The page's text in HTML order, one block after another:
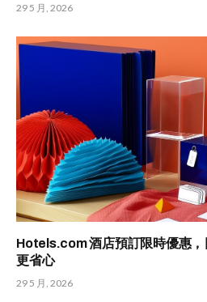
29 5 月, 2026
Hotels.com 酒店預訂限時優惠
更省心
29 5 月, 2026